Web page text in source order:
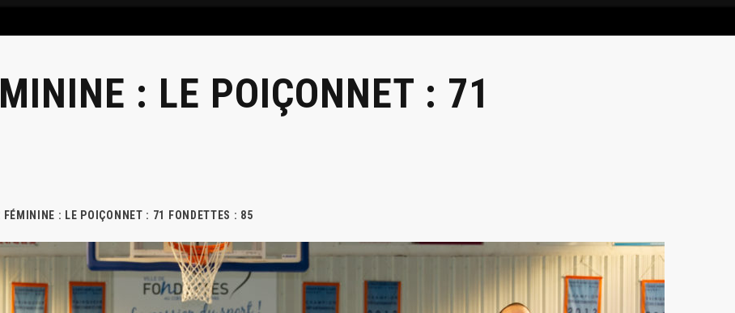
: LE POIÇONNET : 71
FÉMININE : LE POIÇONNET : 71 FONDETTES : 85